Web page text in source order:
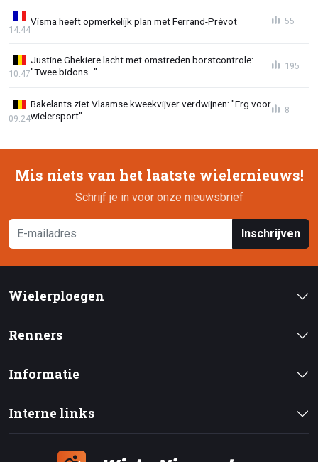
Visma heeft opmerkelijk plan met Ferrand-Prévot
14:44
55
Justine Ghekiere lacht met omstreden borstcontrole:
"Twee bidons..."
10:47
195
Bakelants ziet Vlaamse kweekvijver verdwijnen: "Erg voor
wielersport"
09:24
8
Mis niets van het laatste wielernieuws!
Schrijf je in voor onze nieuwsbrief
Inschrijven
Wielerploegen
Renners
Informatie
Interne links